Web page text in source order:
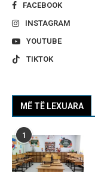
FACEBOOK
INSTAGRAM
YOUTUBE
TIKTOK
MË TË LEXUARA
1